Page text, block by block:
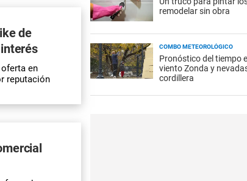
de
en
reputación
remodelar sin obra
COMBO METEOROLÓGICO
Pronóstico del tiempo
viento Zonda y
cordillera